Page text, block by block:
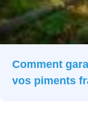
Comment
vos piments